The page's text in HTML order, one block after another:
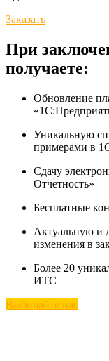
Заказать
При
получаете:
Обновление
Уникальную
примерами в
Сдачу
Отчетность»
Бесплатные
Актуальную и
изменения в
Более 20
ИТС
Выбирайте нас